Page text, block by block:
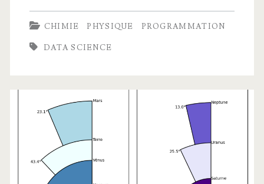
polynômiales
(et
autres)
CHIMIE PHYSIQUE PROGRAMMATION
DATA SCIENCE